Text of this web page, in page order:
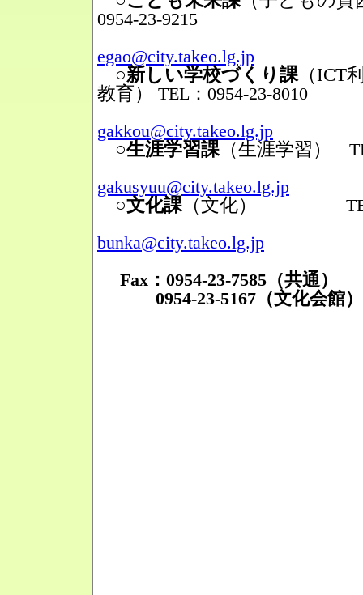
0954-23-9215
egao@city.takeo.lg.jp
○新しい学校づくり課（ICT
教育）
TEL：0954-23-8010
gakkou@city.takeo.lg.jp
○生涯学習課（生涯学習）
gakusyuu@city.takeo.lg.jp
○文化課（文化）
TEL：
bunka@city.takeo.lg.jp
Fax：0954-23-7585（共通）
0954-23-5167（文化会館）